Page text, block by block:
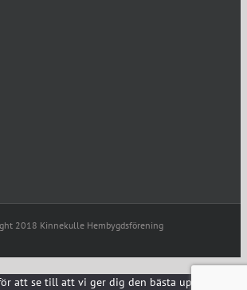
2018 Kinnekulle Hembygdsförening
att se till att vi ger dig den bästa upplevelsen